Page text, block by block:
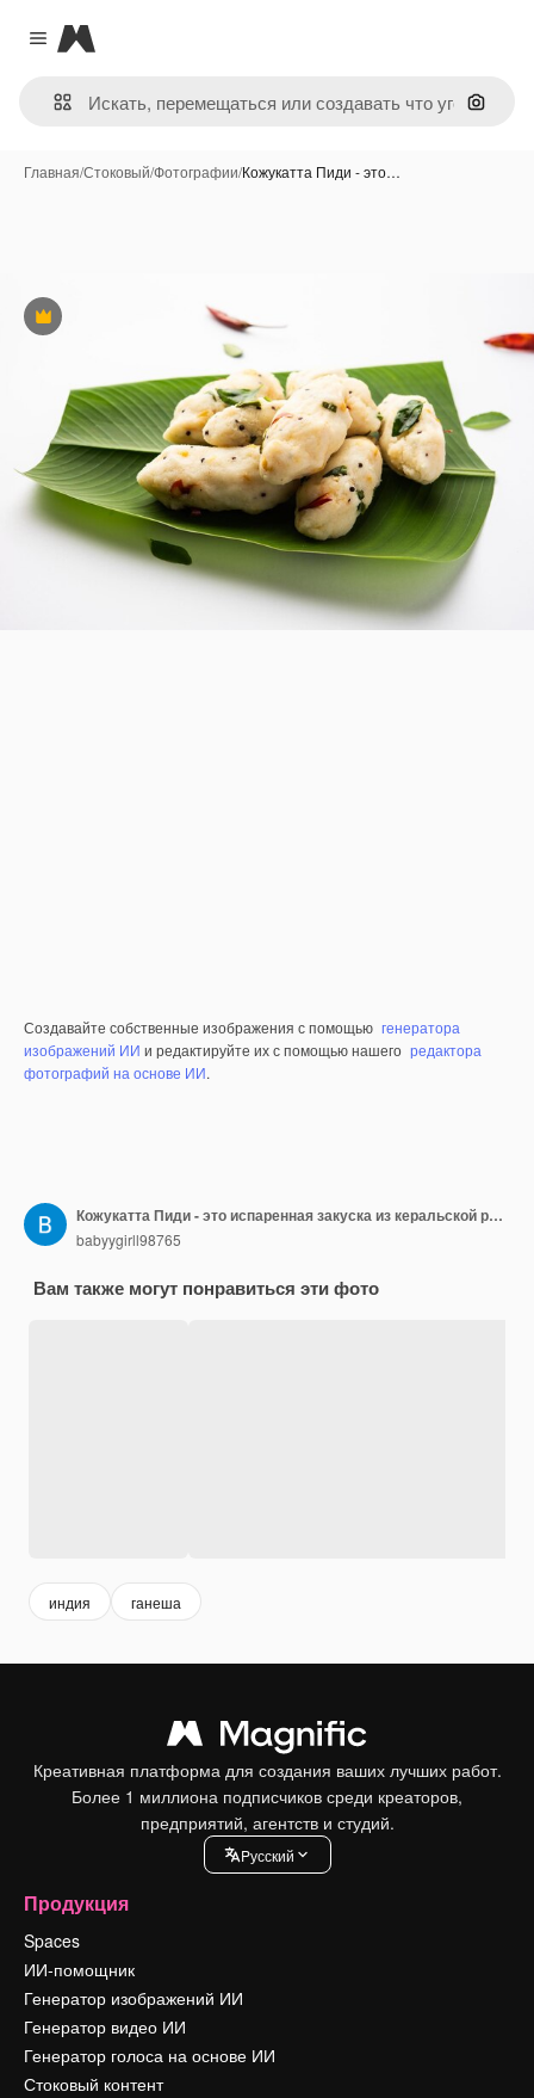
Close menu
Magnific
Поиск
Главная/Стоковый/Фотографии/Кожукатта Пиди - это…
Премиум
Создавайте собственные изображения с помощью генератора
изображений ИИ и редактируйте их с помощью нашего редактора
фотографий на основе ИИ.
Кожукатта Пиди - это испаренная закуска из керальской рисовой муки с отпечатками пальцев
babyygirll98765
Вам также могут понравиться эти фото
индия ганеша
Креативная платформа для создания ваших лучших работ.
Более 1 миллиона подписчиков среди креаторов,
предприятий, агентств и студий.
Pусский
Продукция
Spaces
ИИ-помощник
Генератор изображений ИИ
Генератор видео ИИ
Генератор голоса на основе ИИ
Стоковый контент